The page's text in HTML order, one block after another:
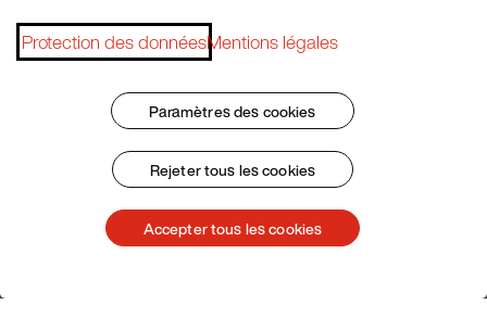
Protection des donnéesMentions légales
Paramètres des cookies
Rejeter tous les cookies
Accepter tous les cookies